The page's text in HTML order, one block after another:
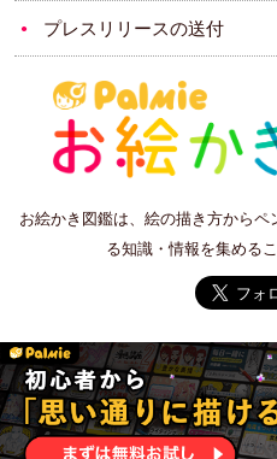
プレスリリースの送付
お絵かき図鑑は、絵の描き方から
る知識・情報を集める